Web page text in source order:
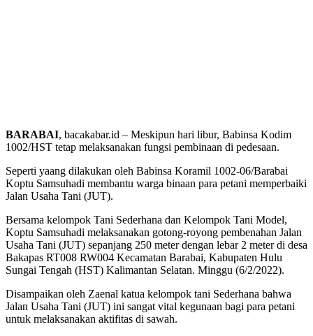
BARABAI, bacakabar.id – Meskipun hari libur, Babinsa Kodim
1002/HST tetap melaksanakan fungsi pembinaan di pedesaan.
Seperti yaang dilakukan oleh Babinsa Koramil 1002-06/Barabai
Koptu Samsuhadi membantu warga binaan para petani memperbaiki
Jalan Usaha Tani (JUT).
Bersama kelompok Tani Sederhana dan Kelompok Tani Model,
Koptu Samsuhadi melaksanakan gotong-royong pembenahan Jalan
Usaha Tani (JUT) sepanjang 250 meter dengan lebar 2 meter di desa
Bakapas RT008 RW004 Kecamatan Barabai, Kabupaten Hulu
Sungai Tengah (HST) Kalimantan Selatan. Minggu (6/2/2022).
Disampaikan oleh Zaenal katua kelompok tani Sederhana bahwa
Jalan Usaha Tani (JUT) ini sangat vital kegunaan bagi para petani
untuk melaksanakan aktifitas di sawah.